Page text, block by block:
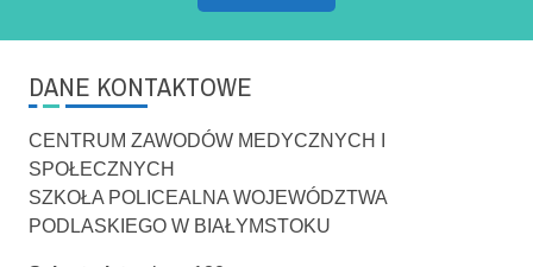
DANE KONTAKTOWE
CENTRUM ZAWODÓW MEDYCZNYCH I
SPOŁECZNYCH
SZKOŁA POLICEALNA WOJEWÓDZTWA
PODLASKIEGO W BIAŁYMSTOKU